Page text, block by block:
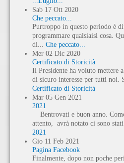
Sab 17 Ott 2020
Che peccato...
Purtroppo in questo periodo è
programmare qualsiaisi cosa.
di... Che peccato...
Mer 02 Dic 2020
Certificato di Storicità
Il Presidente ha voluto mettere
di sicuro interesse per tutti noi.
Certificato di Storicità
Mar 05 Gen 2021
2021
Bentrovati e buon anno.
attento, avrà notato ci sono
2021
Gio 11 Feb 2021
Pagina Facebook
Finalmente, dopo non poche